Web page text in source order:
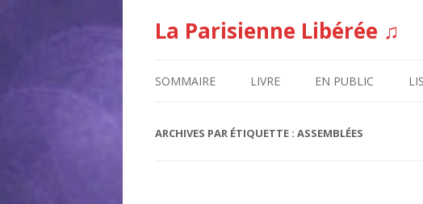
La Parisienne Libérée ♫
SOMMAIRE LIVRE EN PUBLIC
ARCHIVES PAR ÉTIQUETTE : ASSEMBLÉES